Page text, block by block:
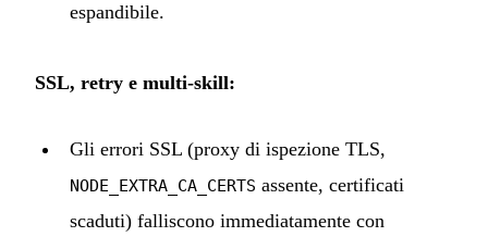
espandibile.
SSL, retry e multi-skill:
Gli errori SSL (proxy di ispezione TLS,
NODE_EXTRA_CA_CERTS assente, certificati
scaduti) falliscono immediatamente con